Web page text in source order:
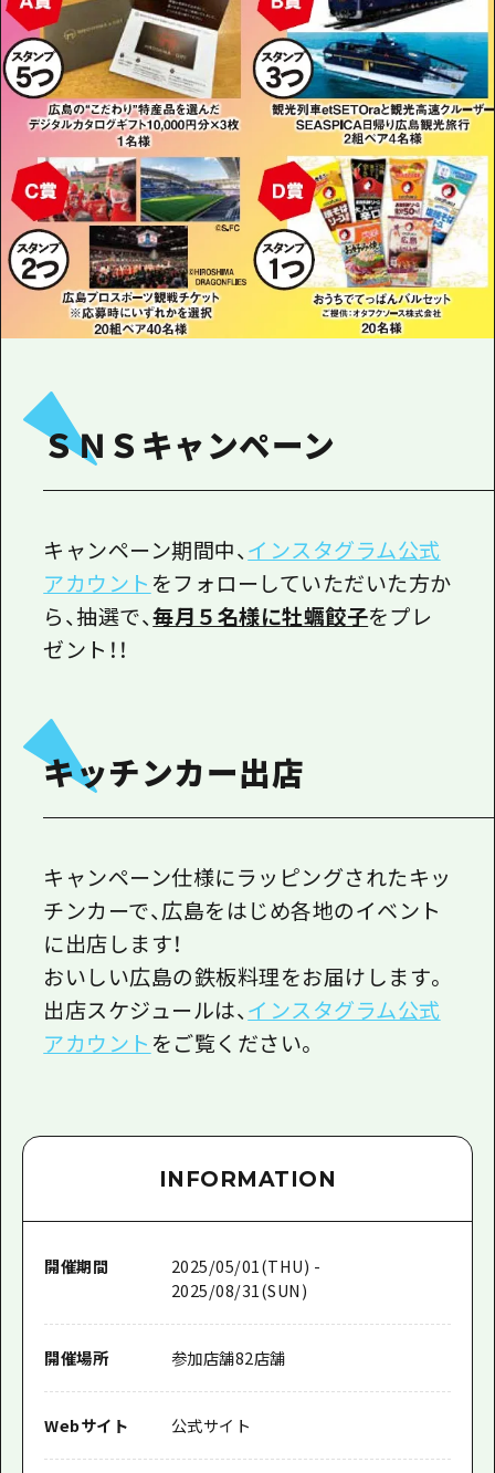
ＳＮＳキャンペーン
キャンペーン期間中、インスタグラム公式
アカウント をフォローしていただいた方か
ら、抽選で、毎月５名様に牡蠣餃子をプレ
ゼント！！
キッチンカー出店
キャンペーン仕様にラッピングされたキッ
チンカーで、広島をはじめ各地のイベント
に出店します！
おいしい広島の鉄板料理をお届けします。
出店スケジュールは、インスタグラム公式
アカウント をご覧ください。
INFORMATION
開催期間
2025/05/01(THU) -
2025/08/31(SUN)
開催場所 参加店舗82店舗
Webサイト 公式サイト